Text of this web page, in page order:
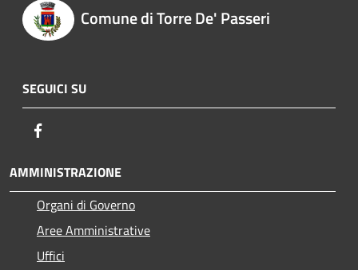
Comune di Torre De' Passeri
SEGUICI SU
AMMINISTRAZIONE
Organi di Governo
Aree Amministrative
Uffici